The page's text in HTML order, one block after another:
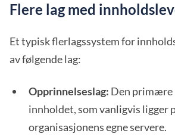
Flere lag med
Et typisk flerlagssystem for
av følgende lag:
Opprinnelseslag: Den primære
innholdet, som vanligvis ligger
organisasjonens egne servere.